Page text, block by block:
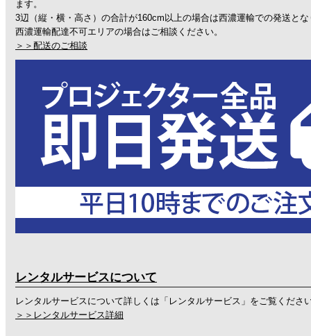
ます。
3辺（縦・横・高さ）の合計が160cm以上の場合は西濃運輸での発送と
西濃運輸配達不可エリアの場合はご相談ください。
＞＞配送のご相談
レンタルサービスについて
レンタルサービスについて詳しくは「 レンタルサービス 」をご覧くださ
＞＞レンタルサービス詳細